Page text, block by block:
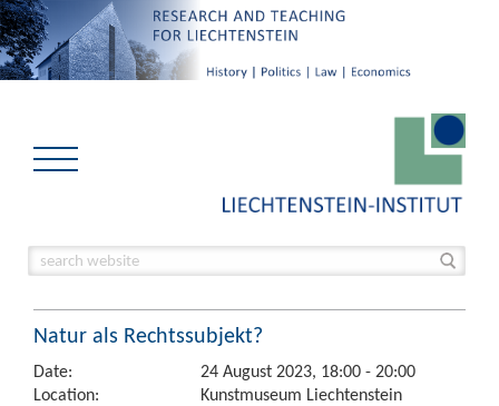
Natur als Rechtssubjekt?
Date:
24 August 2023, 18:00 - 20:00
Location:
Kunstmuseum Liechtenstein